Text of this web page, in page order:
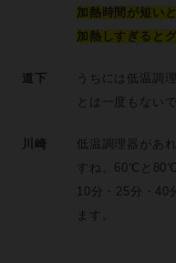
加熱時間が短い
加熱しすぎると
道下
うちには低温調
とは一度もない
川崎
低温調理器があ
すね。60℃と
10分・25分・40
ます。